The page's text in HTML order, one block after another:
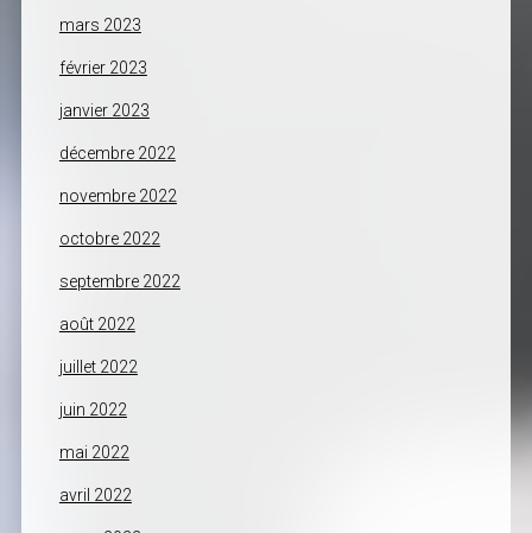
mars 2023
février 2023
janvier 2023
décembre 2022
novembre 2022
octobre 2022
septembre 2022
août 2022
juillet 2022
juin 2022
mai 2022
avril 2022